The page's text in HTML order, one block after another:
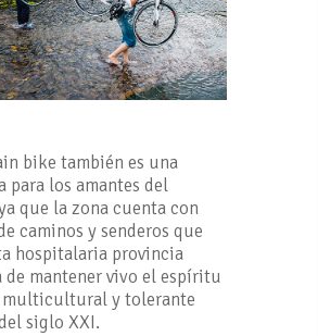
bike también es una
para los amantes del
que la zona cuenta con
caminos y senderos que
hospitalaria provincia
de mantener vivo el espíritu
multicultural y tolerante
siglo XXI.